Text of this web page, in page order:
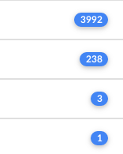
3992
238
3
1